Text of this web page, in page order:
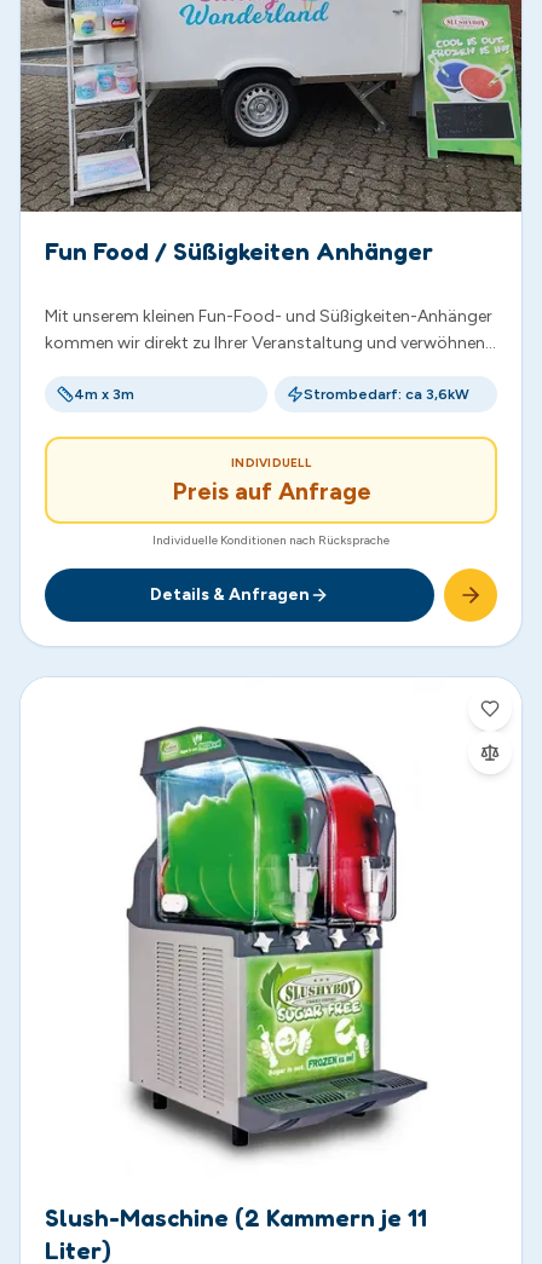
Fun Food / Süßigkeiten Anhänger
Mit unserem kleinen Fun-Food- und Süßigkeiten-Anhänger
kommen wir direkt zu Ihrer Veranstaltung und verwöhnen
Popcorn, eiskaltem Slush, duftenden Waffeln und vielen
4m x 3m Strombedarf: ca 3,6kW
INDIVIDUELL
Preis auf Anfrage
Individuelle Konditionen nach Rücksprache
Details & Anfragen
Slush-Maschine (2 Kammern je 11
Liter)